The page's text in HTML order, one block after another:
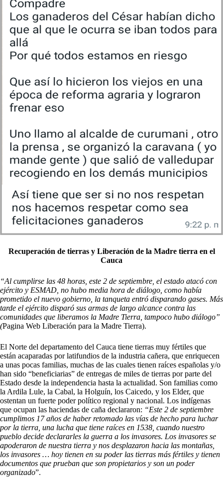
Recuperación de tierras y Liberación de la Madre tierra en el
Cauca
“Al cumplirse las 48 horas, este 2 de septiembre, el estado atacó con
ejército y ESMAD, no hubo media hora de diálogo, como había
prometido el nuevo gobierno, la tanqueta entró disparando gases. Más
tarde el ejército disparó sus armas de largo alcance contra las
comunidades que liberamos la Madre Tierra, tampoco hubo diálogo”
(Pagina Web Liberación para la Madre Tierra).
El Norte del departamento del Cauca tiene tierras muy fértiles que
están acaparadas por latifundios de la industria cañera, que enriquecen
a unas pocas familias, muchas de las cuales tienen raíces españolas y/o
han sido “beneficiarias” de entregas de miles de tierras por parte del
Estado desde la independencia hasta la actualidad. Son familias como
la Ardila Lule, la Cabal, la Holguín, los Caicedo, y los Elder, que
ostentan un fuerte poder político regional y nacional. Los indígenas
que ocupan las haciendas de caña declararon: “Este 2 de septiembre
cumplimos 17 años de haber retomado las vías de hecho para luchar
por la tierra, una lucha que tiene raíces en 1538, cuando nuestro
pueblo decide declararles la guerra a los invasores. Los invasores se
apoderaron de nuestra tierra y nos desplazaron hacia las montañas,
los invasores … hoy tienen en su poder las tierras más fértiles y tienen
documentos que prueban que son propietarios y son un poder
organizado”.